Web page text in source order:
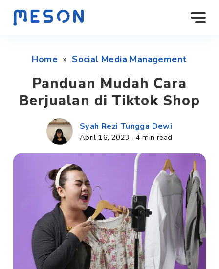
Home » Social Media Management
Panduan Mudah Cara
Berjualan di Tiktok Shop
Syah Rezi Tungga Dewi
April 16, 2023 · 4 min read